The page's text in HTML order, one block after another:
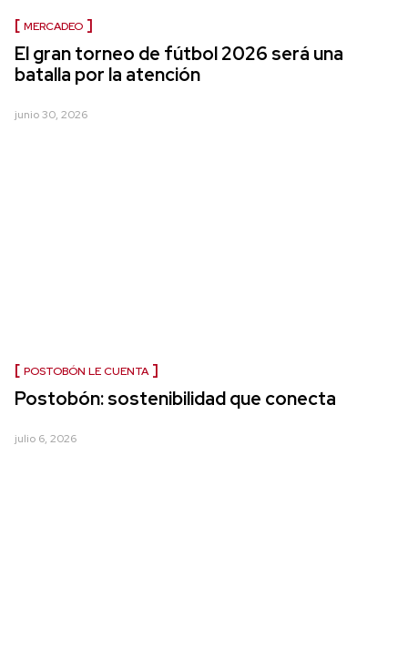
MERCADEO
El gran torneo de fútbol 2026 será una
batalla por la atención
junio 30, 2026
POSTOBÓN LE CUENTA
Postobón: sostenibilidad que conecta
julio 6, 2026